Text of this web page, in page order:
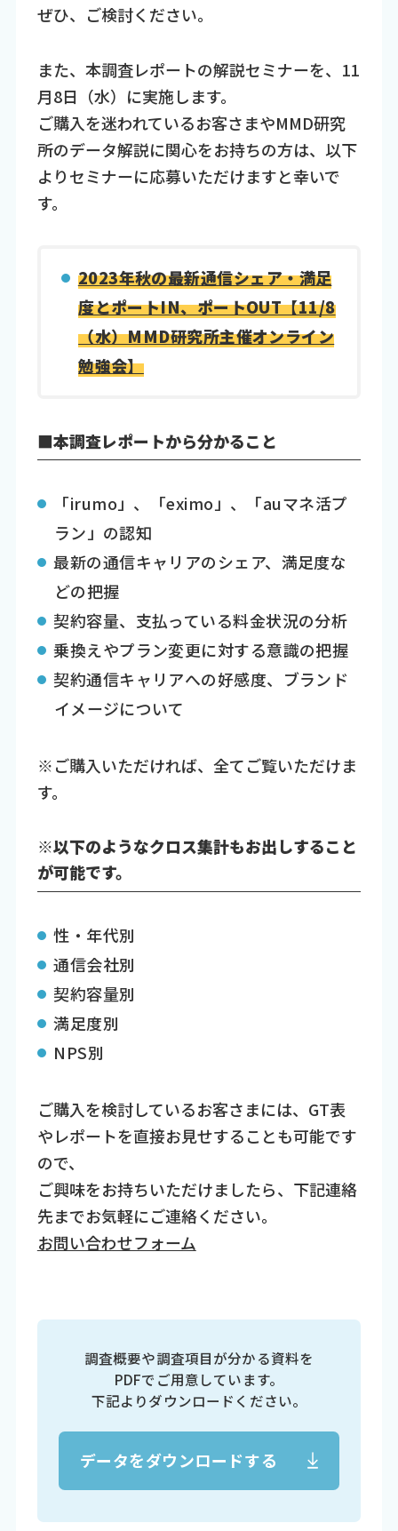
ぜひ、ご検討ください。
また、本調査レポートの解説セミナーを、11
月8日（水）に実施します。
ご購入を迷われているお客さまやMMD研究
所のデータ解説に関心をお持ちの方は、以下
よりセミナーに応募いただけますと幸いで
す。
2023年秋の最新通信シェア・満足
度とポートIN、ポートOUT【11/8
（水）MMD研究所主催オンライン
勉強会】
■本調査レポートから分かること
「irumo」、「eximo」、「auマネ活プ
ラン」の認知
最新の通信キャリアのシェア、満足度な
どの把握
契約容量、支払っている料金状況の分析
乗換えやプラン変更に対する意識の把握
契約通信キャリアへの好感度、ブランド
イメージについて
※ご購入いただければ、全てご覧いただけま
す。
※以下のようなクロス集計もお出しすること
が可能です。
性・年代別
通信会社別
契約容量別
満足度別
NPS別
ご購入を検討しているお客さまには、GT表
やレポートを直接お見せすることも可能です
ので、
ご興味をお持ちいただけましたら、下記連絡
先までお気軽にご連絡ください。
お問い合わせフォーム
調査概要や調査項目が分かる資料を
PDFでご用意しています。
下記よりダウンロードください。
データをダウンロードする